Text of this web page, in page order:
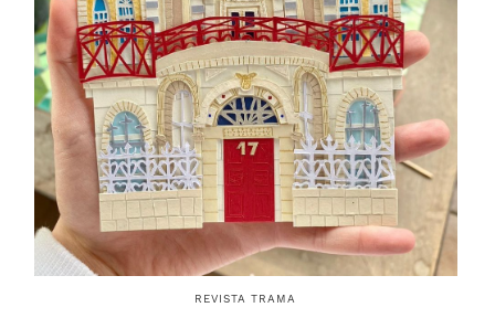
REVISTA TRAMA